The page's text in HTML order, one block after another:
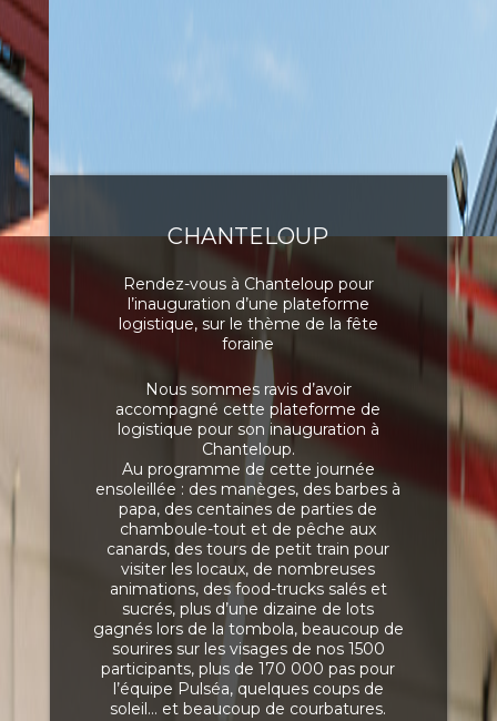
CHANTELOUP
Rendez-vous à Chanteloup pour
l’inauguration d’une plateforme
logistique, sur le thème de la fête
foraine
Nous sommes ravis d’avoir
accompagné cette plateforme de
logistique pour son inauguration à
Chanteloup.
Au programme de cette journée
ensoleillée : des manèges, des barbes à
papa, des centaines de parties de
chamboule-tout et de pêche aux
canards, des tours de petit train pour
visiter les locaux, de nombreuses
animations, des food-trucks salés et
sucrés, plus d’une dizaine de lots
gagnés lors de la tombola, beaucoup de
sourires sur les visages de nos 1500
participants, plus de 170 000 pas pour
l’équipe Pulséa, quelques coups de
soleil… et beaucoup de courbatures.